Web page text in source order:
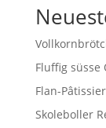
Fluffig süsse
Flan-
Skoleboller